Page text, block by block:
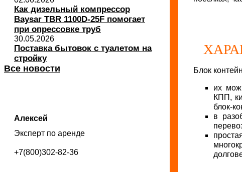
Блок
их
КПП,
блок-
в
Как дизельный компрессор
Baysar TBR 1100D-25F помогает
при опрессовке труб
30.05.2026
Поставка бытовок с туалетом на
стройку
Все новости
Алексей
Эксперт по аренде
+7(800)302-82-36